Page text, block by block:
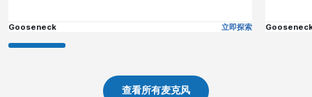
Gooseneck 立即探索
查看所有麦克风